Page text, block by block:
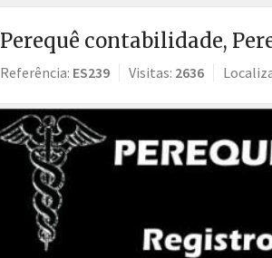
Perequê contabilidade,
Referência: ES239 Visitas: 2636